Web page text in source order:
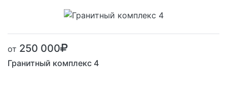
от 250 000
Гранитный комплекс 4